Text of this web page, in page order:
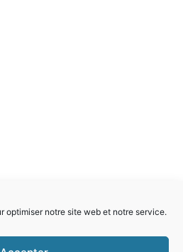
optimiser notre site web et notre service.